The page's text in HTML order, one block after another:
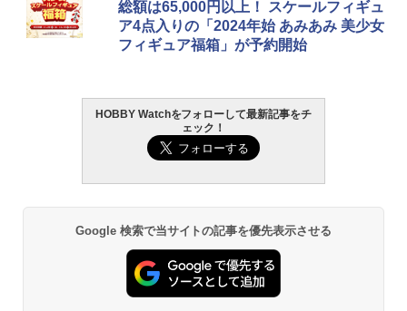
総額は65,000円以上！ スケールフィギュ
ア4点入りの「2024年始 あみあみ 美少女
フィギュア福箱」が予約開始
HOBBY Watchをフォローして最新記事をチ
ェック！
Google 検索で当サイトの記事を優先表示させる